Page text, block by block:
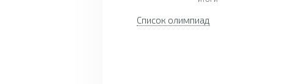
Список олимпиад